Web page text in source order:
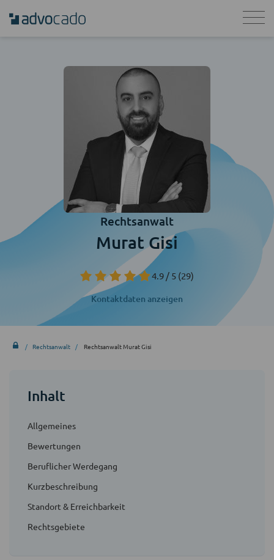
Rechtsanwalt
Murat Gisi
4.9 / 5 (29)
Kontaktdaten anzeigen
Rechtsanwalt Rechtsanwalt Murat Gisi
Inhalt
Allgemeines
Bewertungen
Beruflicher Werdegang
Kurzbeschreibung
Standort & Erreichbarkeit
Rechtsgebiete